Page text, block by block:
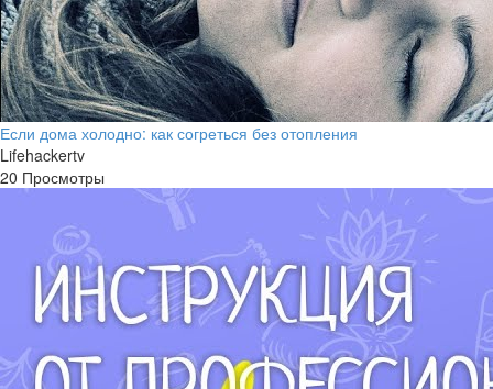
Если дома холодно: как согреться без отопления
Lifehackertv
20 Просмотры